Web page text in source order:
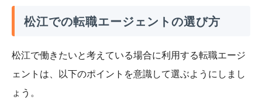
松江での転職エージェントの選び方
松江で働きたいと考えている場合に利用する転職エージ
ェントは、以下のポイントを意識して選ぶようにしまし
ょう。